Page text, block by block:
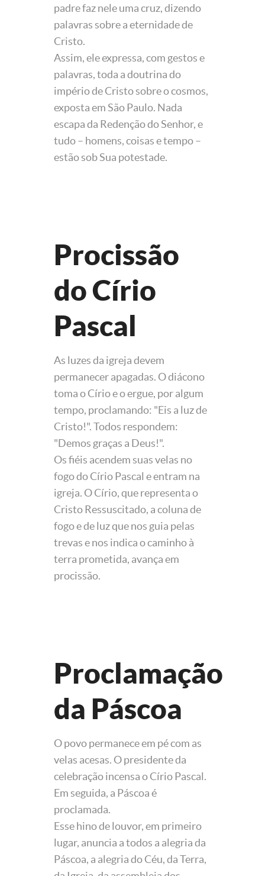
padre faz nele uma cruz, dizendo
palavras sobre a eternidade de
Cristo.
Assim, ele expressa, com gestos e
palavras, toda a doutrina do
império de Cristo sobre o cosmos,
exposta em São Paulo. Nada
escapa da Redenção do Senhor, e
tudo – homens, coisas e tempo –
estão sob Sua potestade.
Procissão
do Círio
Pascal
As luzes da igreja devem
permanecer apagadas. O diácono
toma o Círio e o ergue, por algum
tempo, proclamando: "Eis a luz de
Cristo!". Todos respondem:
"Demos graças a Deus!".
Os fiéis acendem suas velas no
fogo do Círio Pascal e entram na
igreja. O Círio, que representa o
Cristo Ressuscitado, a coluna de
fogo e de luz que nos guia pelas
trevas e nos indica o caminho à
terra prometida, avança em
procissão.
Proclamação
da Páscoa
O povo permanece em pé com as
velas acesas. O presidente da
celebração incensa o Círio Pascal.
Em seguida, a Páscoa é
proclamada.
Esse hino de louvor, em primeiro
lugar, anuncia a todos a alegria da
Páscoa, a alegria do Céu, da Terra,